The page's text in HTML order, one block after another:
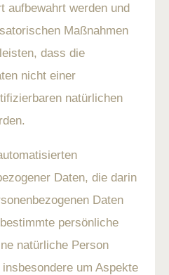
aufbewahrt werden und
Maßnahmen
dass die
nicht einer
natürlichen
Daten, die darin
Daten
persönliche
natürliche Person
um Aspekte